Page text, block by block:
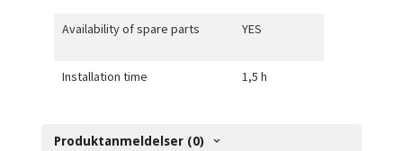
Availability of spare parts YES
Installation time 1,5 h
Produktanmeldelser (0)